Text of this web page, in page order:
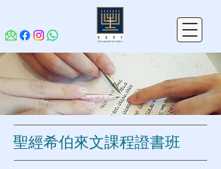
聖經希伯來文課程證書班